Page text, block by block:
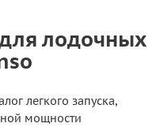
лодочных
легкого запуска,
мощности